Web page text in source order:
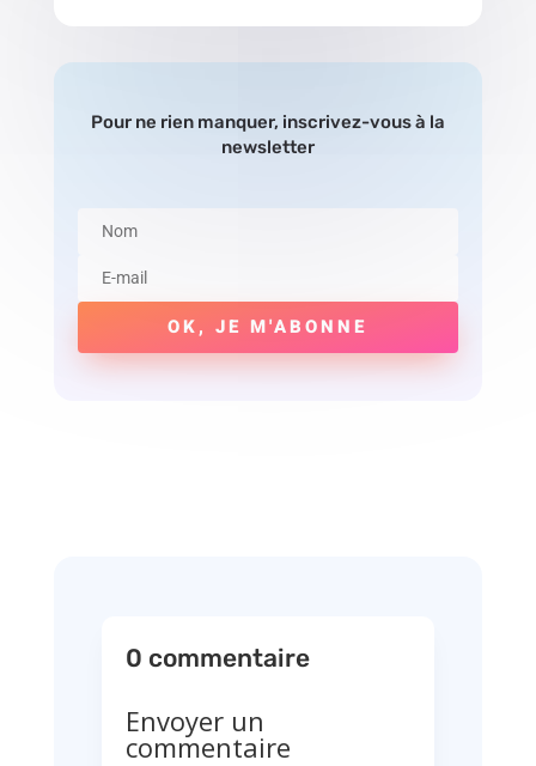
Pour ne rien manquer, inscrivez-vous à la
newsletter
OK, JE M'ABONNE
0 commentaire
Envoyer un
commentaire